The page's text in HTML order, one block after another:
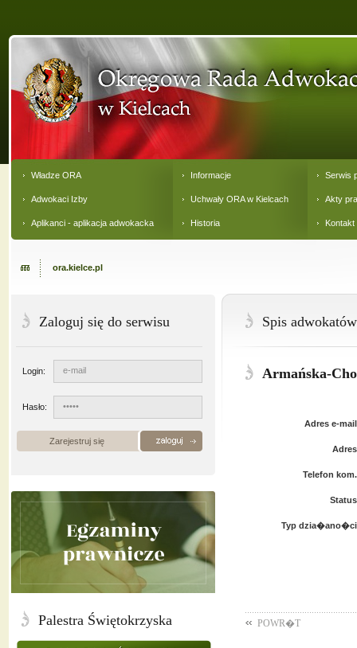
Władze ORA
Adwokaci Izby
Aplikanci - aplikacja adwokacka
Informacje
Uchwały ORA w Kielcach
Historia
Serwis
Akty
Kontakt
ora.kielce.pl
Spis
Armańska-
Adres e-mail
Adres
Telefon kom.
Status
Typ dzia�ano�ci
POWR�T
Zaloguj się do serwisu
Login:
Hasło:
Zarejestruj się
Palestra Świętokrzyska